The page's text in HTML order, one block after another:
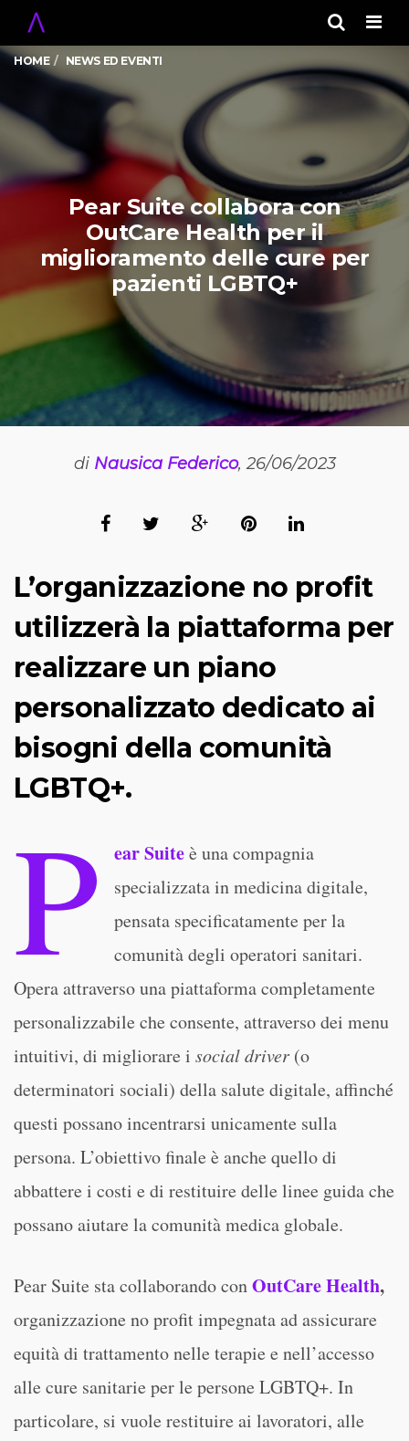
HOME NEWS ED EVENTI
Pear Suite collabora con
OutCare Health per il
miglioramento delle cure per
pazienti LGBTQ+
di Nausica Federico, 26/06/2023
L’organizzazione no profit
utilizzerà la piattaforma per
realizzare un piano
personalizzato dedicato ai
bisogni della comunità
LGBTQ+.
P ear Suiteè una compagnia
specializzata in medicina digitale,
pensata specificatamente per la
comunità degli operatori sanitari.
Opera attraverso una piattaforma completamente
personalizzabile che consente, attraverso dei menu
intuitivi, di migliorare i social driver (o
determinatori sociali) della salute digitale, affinché
questi possano incentrarsi unicamente sulla
persona. L’obiettivo finale è anche quello di
abbattere i costi e di restituire delle linee guida che
possano aiutare la comunità medica globale.
Pear Suite sta collaborando conOutCare Health,
organizzazione no profit impegnata ad assicurare
equità di trattamento nelle terapie e nell’accesso
alle cure sanitarie per le persone LGBTQ+. In
particolare, si vuole restituire ai lavoratori, alle